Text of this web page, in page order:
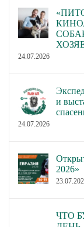
24.07.2026
и
24.07.2026
2026»
ЧТО